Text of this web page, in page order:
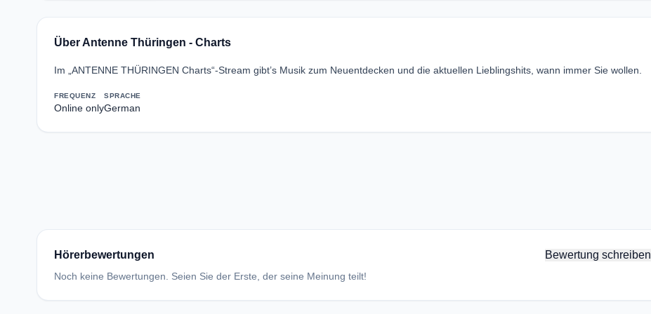
Über Antenne Thüringen - Charts
Im „ANTENNE THÜRINGEN Charts“-Stream gibt’s Musik zum Neuentdecken und die aktuellen Lieblingshits, wann immer Sie wollen.
FREQUENZ
Online only
SPRACHE
German
Hörerbewertungen Bewertung schreiben
Noch keine Bewertungen. Seien Sie der Erste, der seine Meinung teilt!